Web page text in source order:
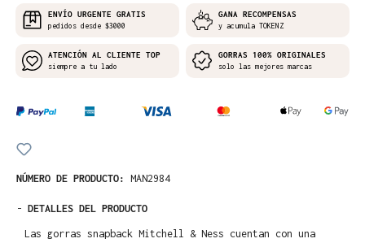
ENVÍO URGENTE GRATIS
pedidos desde $3000
GANA RECOMPENSAS
y acumula TOKENZ
ATENCIÓN AL CLIENTE TOP
siempre a tu lado
GORRAS 100% ORIGINALES
solo las mejores marcas
NÚMERO DE PRODUCTO: MAN2984
- DETALLES DEL PRODUCTO
Las gorras snapback Mitchell & Ness cuentan con una